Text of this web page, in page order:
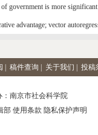
government is more significant
advantage; vector
稿件查询 关于我们 投稿
南京市社会科学院
使用条款 隐私保护声明